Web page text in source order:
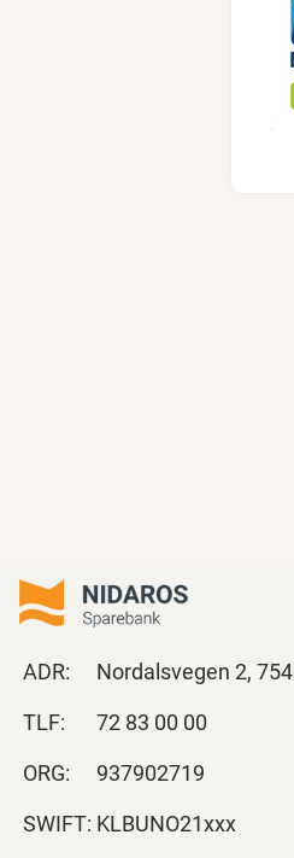
ADR:
Nordalsvegen 2,
TLF:
72 83 00 00
ORG:
937902719
SWIFT: KLBUNO21xxx